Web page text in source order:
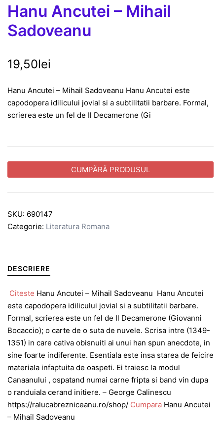
Hanu Ancutei – Mihail
Sadoveanu
19,50lei
Hanu Ancutei – Mihail Sadoveanu Hanu Ancutei este
capodopera idilicului jovial si a subtilitatii barbare. Formal,
scrierea este un fel de Il Decamerone (Gi
CUMPĂRĂ PRODUSUL
SKU: 690147
Categorie: Literatura Romana
DESCRIERE
Citeste Hanu Ancutei – Mihail Sadoveanu Hanu Ancutei
este capodopera idilicului jovial si a subtilitatii barbare.
Formal, scrierea este un fel de Il Decamerone (Giovanni
Bocaccio); o carte de o suta de nuvele. Scrisa intre (1349-
1351) in care cativa obisnuiti ai unui han spun anecdote, in
sine foarte indiferente. Esentiala este insa starea de feicire
materiala infaptuita de oaspeti. Ei traiesc la modul
Canaanului , ospatand numai carne fripta si band vin dupa
o randuiala cerand initiere. – George Calinescu
https://ralucabrezniceanu.ro/shop/ Cumpara Hanu Ancutei
– Mihail Sadoveanu